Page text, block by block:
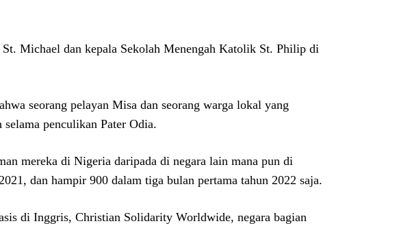
Michael dan kepala Sekolah Menengah Katolik St. Philip di
seorang pelayan Misa dan seorang warga lokal yang
penculikan Pater Odia.
mereka di Nigeria daripada di negara lain mana pun di
dan hampir 900 dalam tiga bulan pertama tahun 2022 saja.
di Inggris, Christian Solidarity Worldwide, negara bagian